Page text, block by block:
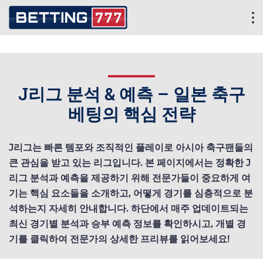
J리그 분석 & 예측 – 일본 축구
베팅의 핵심 전략
J리그는 빠른 템포와 조직적인 플레이로 아시아 축구팬들의
큰 관심을 받고 있는 리그입니다. 본 페이지에서는 정확한 J
리그 분석과 예측을 제공하기 위해 전문가들이 중요하게 여
기는 핵심 요소들을 소개하고, 어떻게 경기를 심층적으로 분
석하는지 자세히 안내합니다. 하단에서 매주 업데이트되는
최신 경기별 분석과 승부 예측 정보를 확인하시고, 개별 경
기를 클릭하여 전문가의 상세한 프리뷰를 읽어보세요!